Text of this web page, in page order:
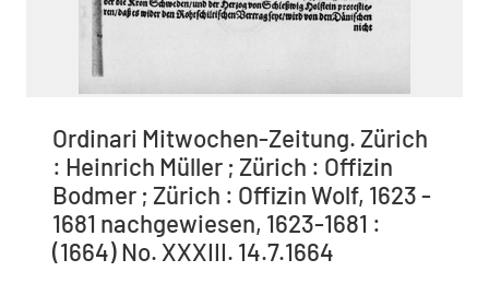
Ordinari Mitwochen-Zeitung. Zürich
: Heinrich Müller ; Zürich : Offizin
Bodmer ; Zürich : Offizin Wolf, 1623 -
1681 nachgewiesen, 1623-1681 :
(1664) No. XXXIII. 14.7.1664